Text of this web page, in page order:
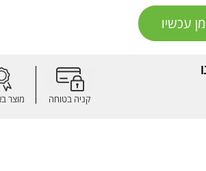
עכשיו
קניה בטוחה מוצר